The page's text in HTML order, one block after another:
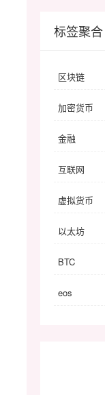
标签聚合
区块链
加密货币
金融
互联网
虚拟货币
以太坊
BTC
eos